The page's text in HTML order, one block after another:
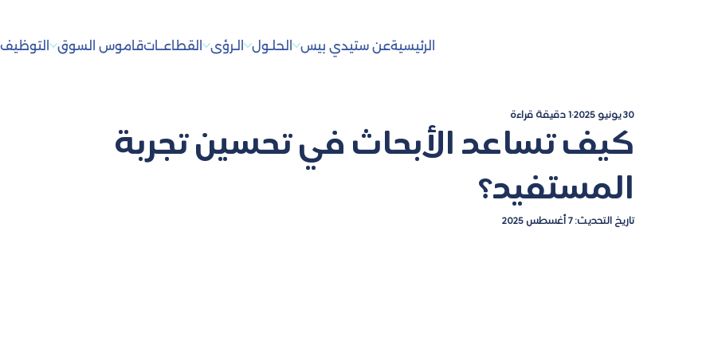
التوظيف قاموس السوقالقطاعــات الـرؤى الحلـول عن ستيدي بيسالرئيسية
كيف تساعد الأبحاث في تحسين تجربة
المستفيد؟
30 يونيو 2025 1 دقيقة قراءة
تاريخ التحديث:7 أغسطس 2025